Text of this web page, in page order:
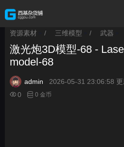
资源素材 / 三维模型 / 武器
激光炮3D模型-68 -
model-68
admin
2026-05-31 23:06:58
0
0 金币